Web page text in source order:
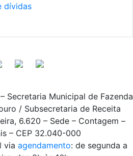
dívidas
Secretaria Municipal de Fazenda
/ Subsecretaria de Receita
6.620 – Sede – Contagem –
– CEP 32.040-000
via agendamento: de segunda a